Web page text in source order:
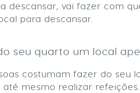
descansar, vai fazer com
para descansar.
seu quarto um local
costumam fazer do seu
mesmo realizar